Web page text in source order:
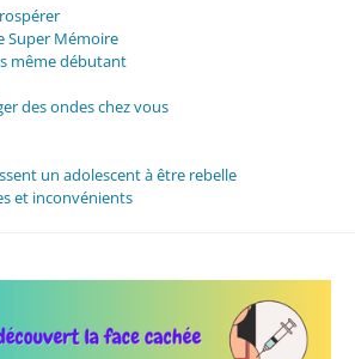
Super Mémoire
même débutant
des ondes chez vous
un adolescent à être rebelle
et inconvénients